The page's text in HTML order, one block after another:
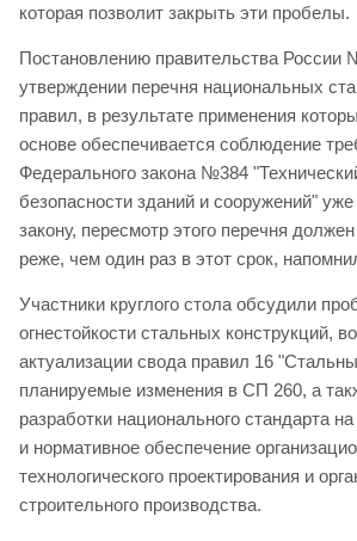
которая позволит закрыть эти пробелы.
Постановлению правительства России
утверждении перечня национальных
правил, в результате применения
основе обеспечивается соблюдение
Федерального закона №384
безопасности зданий и сооружений"
закону, пересмотр этого перечня
реже, чем один раз в этот срок,
Участники круглого стола обсудили
огнестойкости стальных конструкций,
актуализации свода правил 16
планируемые изменения в СП 260, а
разработки национального стандарта
и нормативное обеспечение
технологического проектирования и
строительного производства.